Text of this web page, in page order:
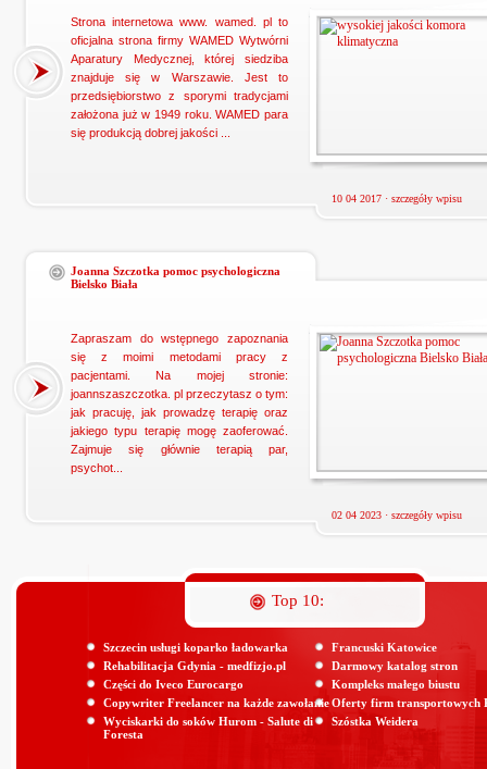
Strona internetowa www. wamed. pl to
oficjalna strona firmy WAMED Wytwórni
Aparatury Medycznej, której siedziba
znajduje się w Warszawie. Jest to
przedsiębiorstwo z sporymi tradycjami
założona już w 1949 roku. WAMED para
się produkcją dobrej jakości ...
10 04 2017 · szczegóły wpisu
Joanna Szczotka pomoc psychologiczna
Bielsko Biała
Zapraszam do wstępnego zapoznania
się z moimi metodami pracy z
pacjentami. Na mojej stronie:
joannszaszczotka. pl przeczytasz o tym:
jak pracuję, jak prowadzę terapię oraz
jakiego typu terapię mogę zaoferować.
Zajmuje się głównie terapią par,
psychot...
02 04 2023 · szczegóły wpisu
Top 10:
Szczecin usługi koparko ładowarka
Rehabilitacja Gdynia - medfizjo.pl
Części do Iveco Eurocargo
Copywriter Freelancer na każde zawołanie
Wyciskarki do soków Hurom - Salute di
Foresta
Francuski Katowice
Darmowy katalog stron
Kompleks małego biustu
Oferty firm transportowych
Szóstka Weidera